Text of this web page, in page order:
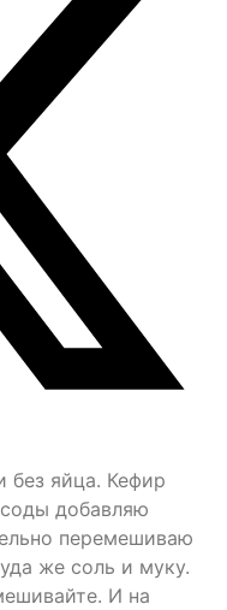
без яйца. Кефир
добавляю
перемешиваю
же соль и муку.
И на